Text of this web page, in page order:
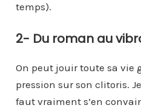
temps).
2- Du roman au
On peut jouir toute sa vie
pression sur son clitoris.
faut vraiment s’en